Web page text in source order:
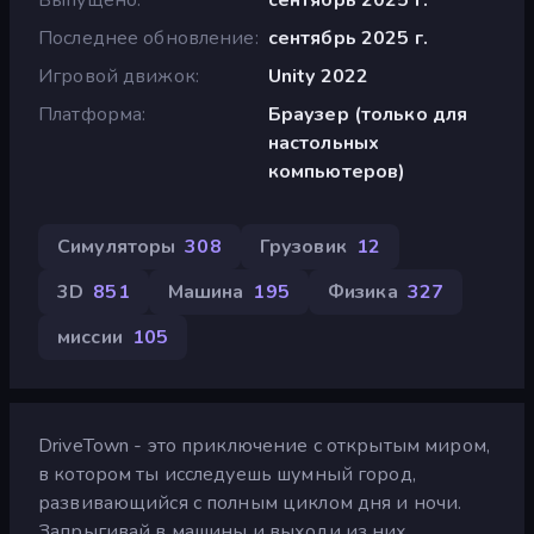
Последнее обновление
сентябрь 2025 г.
Игровой движок
Unity 2022
Платформа
Браузер (только для
настольных
компьютеров)
Симуляторы 308 Грузовик 12
3D 851 Машина 195 Физика 327
миссии 105
DriveTown - это приключение с открытым миром,
в котором ты исследуешь шумный город,
развивающийся с полным циклом дня и ночи.